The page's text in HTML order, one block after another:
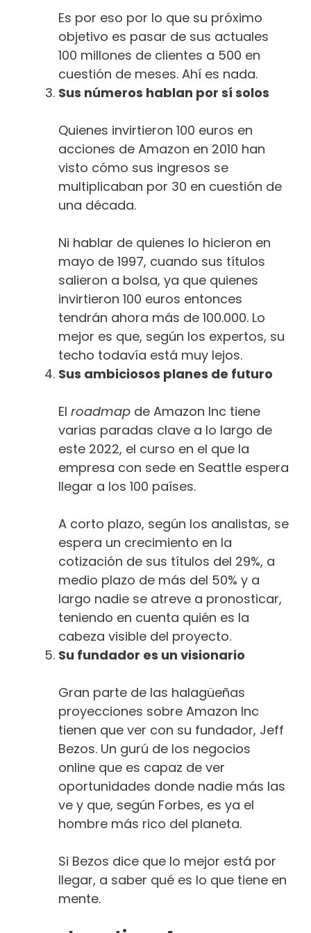
Es por eso por lo que su próximo
objetivo es pasar de sus actuales
100 millones de clientes a 500 en
cuestión de meses. Ahí es nada.
Sus números hablan por sí solos
Quienes invirtieron 100 euros en
acciones de Amazon en 2010 han
visto cómo sus ingresos se
multiplicaban por 30 en cuestión de
una década.
Ni hablar de quienes lo hicieron en
mayo de 1997, cuando sus títulos
salieron a bolsa, ya que quienes
invirtieron 100 euros entonces
tendrán ahora más de 100.000. Lo
mejor es que, según los expertos, su
techo todavía está muy lejos.
Sus ambiciosos planes de futuro
El roadmap de Amazon Inc tiene
varias paradas clave a lo largo de
este 2022, el curso en el que la
empresa con sede en Seattle espera
llegar a los 100 países.
A corto plazo, según los analistas, se
espera un crecimiento en la
cotización de sus títulos del 29%, a
medio plazo de más del 50% y a
largo nadie se atreve a pronosticar,
teniendo en cuenta quién es la
cabeza visible del proyecto.
Su fundador es un visionario
Gran parte de las halagüeñas
proyecciones sobre Amazon Inc
tienen que ver con su fundador, Jeff
Bezos. Un gurú de los negocios
online que es capaz de ver
oportunidades donde nadie más las
ve y que, según Forbes, es ya el
hombre más rico del planeta.
Si Bezos dice que lo mejor está por
llegar, a saber qué es lo que tiene en
mente.